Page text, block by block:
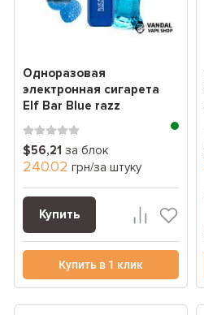
Одноразовая
электронная сигарета
Elf Bar Blue razz
lemonade (лимонад
голубая ...
$56,21 за блок
240.02 грн/за штуку
Купить
Купить в 1 клик